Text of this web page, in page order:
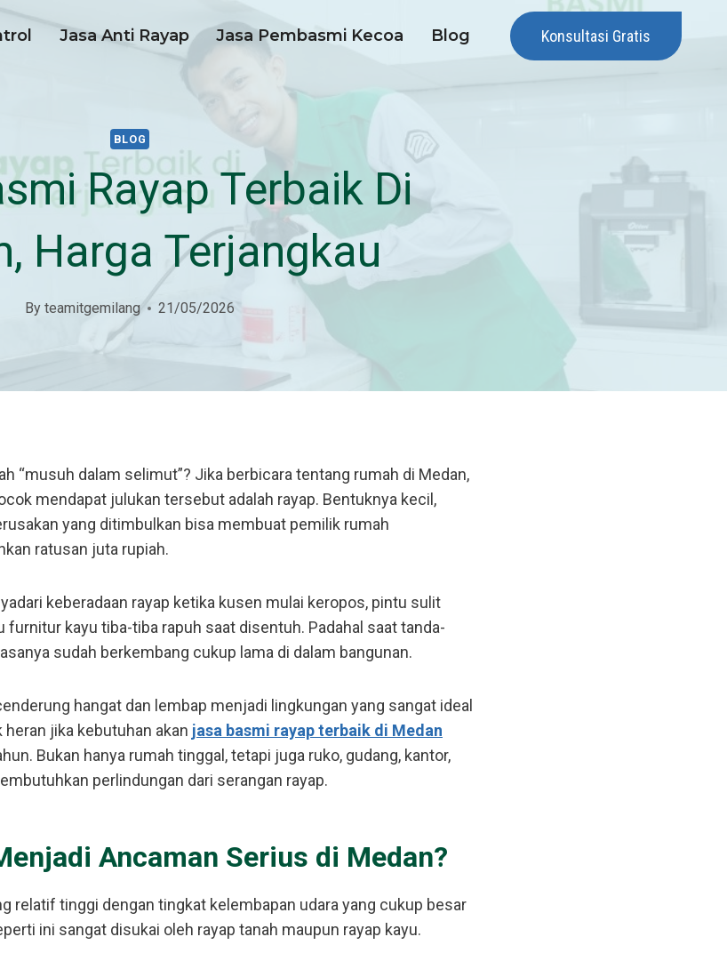
Jasa Anti Rayap Jasa Pembasmi Kecoa Blog Konsultasi Gratis
BLOG
Rayap Terbaik Di
Harga Terjangkau
By teamitgemilang 21/05/2026
“musuh dalam selimut”? Jika berbicara tentang rumah di Medan,
mendapat julukan tersebut adalah rayap. Bentuknya kecil,
yang ditimbulkan bisa membuat pemilik rumah
ratusan juta rupiah.
keberadaan rayap ketika kusen mulai keropos, pintu sulit
furnitur kayu tiba-tiba rapuh saat disentuh. Padahal saat tanda-
sudah berkembang cukup lama di dalam bangunan.
hangat dan lembap menjadi lingkungan yang sangat ideal
heran jika kebutuhan akan jasa basmi rayap terbaik di Medan
Bukan hanya rumah tinggal, tetapi juga ruko, gudang, kantor,
perlindungan dari serangan rayap.
Ancaman Serius di Medan?
relatif tinggi dengan tingkat kelembapan udara yang cukup besar
ini sangat disukai oleh rayap tanah maupun rayap kayu.